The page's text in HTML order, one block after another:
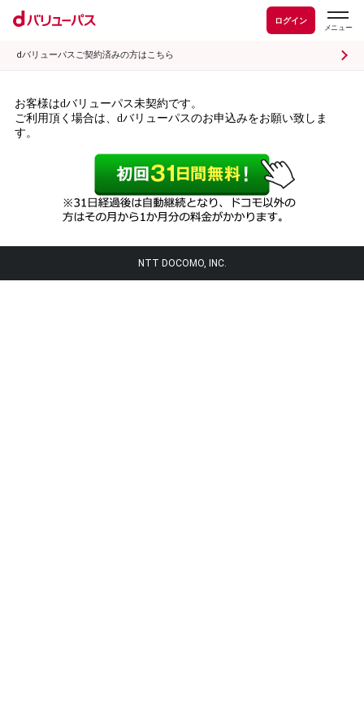
ログイン
dバリューパスご契約済みの方はこちら
お客様はdバリューパス未契約です。
ご利用頂く場合は、dバリューパスのお申込みをお願い致しま
す。
NTT DOCOMO, INC.